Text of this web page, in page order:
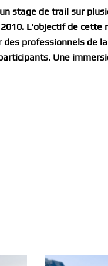
stage de trail sur
L’objectif de
des professionnels de
Une